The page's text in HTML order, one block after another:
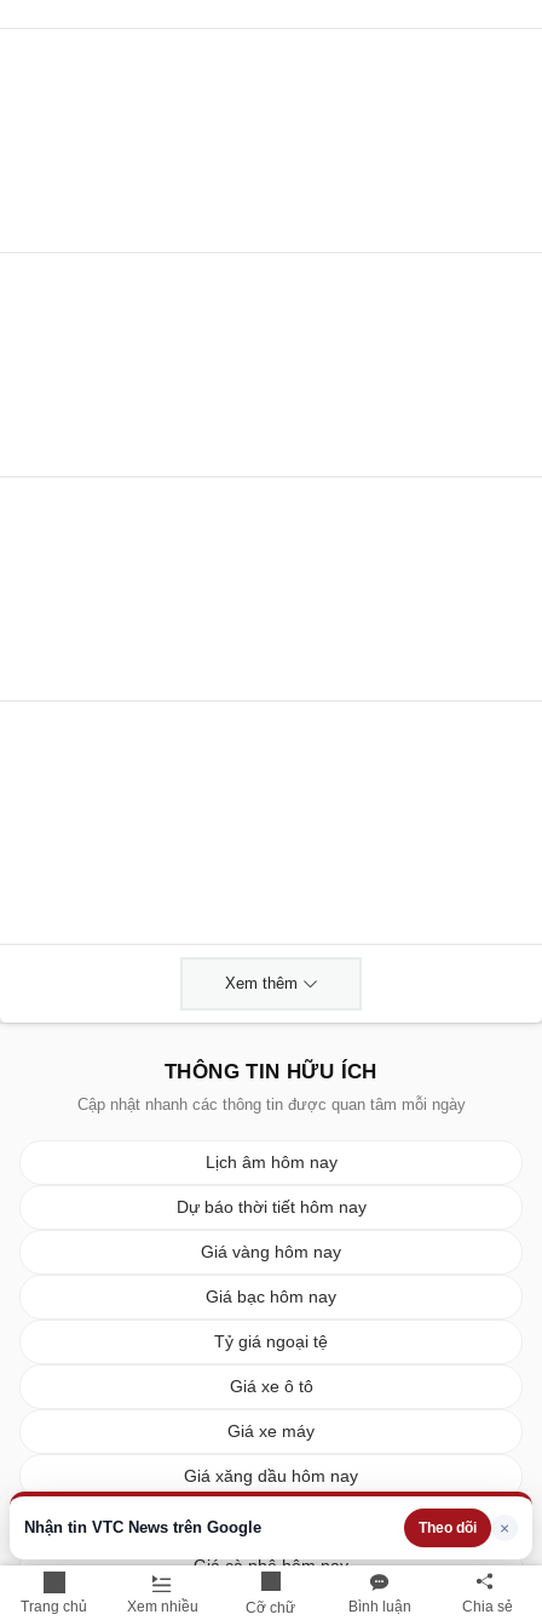
Trang chủ Xem nhiều Cỡ chữ Bình luận Chia sẻ
Nhận tin VTC News trên Google Theo dõi ×
Xem thêm
THÔNG TIN HỮU ÍCH
Cập nhật nhanh các thông tin được quan tâm mỗi ngày
Lịch âm hôm nay
Dự báo thời tiết hôm nay
Giá vàng hôm nay
Giá bạc hôm nay
Tỷ giá ngoại tệ
Giá xe ô tô
Giá xe máy
Giá xăng dầu hôm nay
Giá tiêu hôm nay
Giá cà phê hôm nay
Giá lúa gạo hôm nay